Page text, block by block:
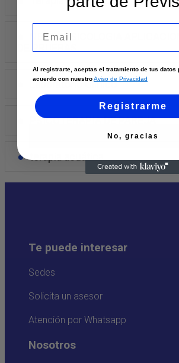
NEUROPSICOLOGIA APLICACION
Laboratorio Clinico
PSICOTERAPIA DE PAREJA
terapia acuática
Te puede interesar
Sedes
Solicita un asesor
Atención por Whatsapp
Nosotros
Al registrarte, aceptas el tratamiento de tus datos
acuerdo con nuestroAviso de Privacidad
Registrarme
No, gracias